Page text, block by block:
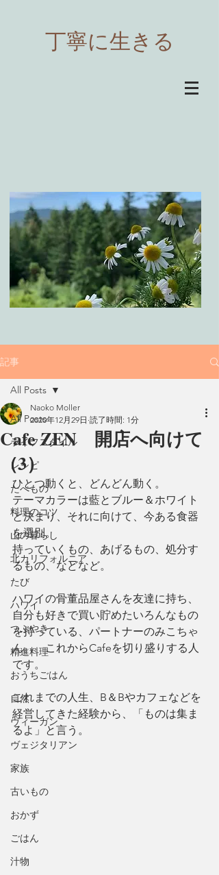
​丁寧に生きる
記事
All Posts
ライフスタイル
レシピ
たべもの
料理のコツ
山の暮らし
北カリフォルニア
たび
ハワイ
つぶやき
精進料理
おうちごはん
自然
ヴィーガン
ヴェジタリアン
家族
古いもの
おかず
ごはん
汁物
All Posts
Cafe ZEN 開店へ向けて
（3）
Naoko Moller
2020年12月29日 読了時間: 1分
ひとつ動くと、どんどん動く。
テーマカラーは藍とブルー＆ホワイト
と決まり、それに向けて、今ある食器
を選別。
持っていくもの、あげるもの、処分す
るもの、などなど。
ハワイの骨董品屋さんを友達に持ち、
自分も好きで買い貯めたいろんなもの
を持っている、パートナーのみこちゃ
ん。　これからCafeを切り盛りする人
です。
これまでの人生、B＆Bやカフェなどを
経営してきた経験から、「ものは集ま
るよ」と言う。